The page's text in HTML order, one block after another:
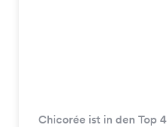
Chicorée ist in den Top 4